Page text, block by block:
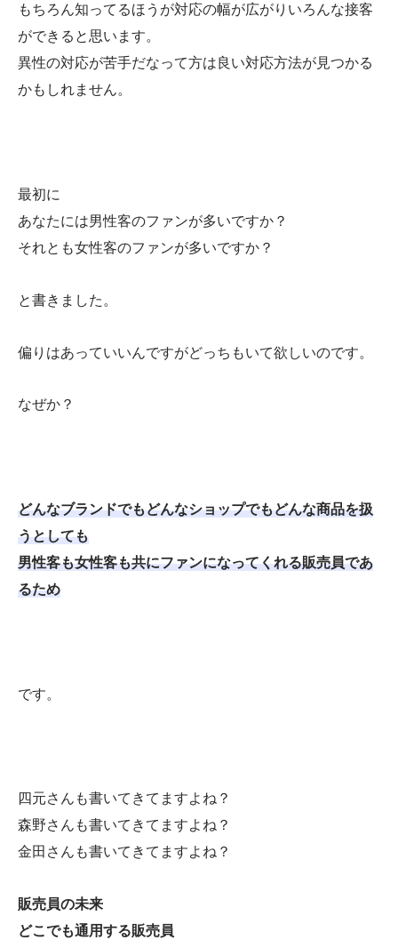
もちろん知ってるほうが対応の幅が広がりいろんな接客
ができると思います。
異性の対応が苦手だなって方は良い対応方法が見つかる
かもしれません。
最初に
あなたには男性客のファンが多いですか？
それとも女性客のファンが多いですか？
と書きました。
偏りはあっていいんですがどっちもいて欲しいのです。
なぜか？
どんなブランドでもどんなショップでもどんな商品を扱
うとしても
男性客も女性客も共にファンになってくれる販売員であ
るため
です。
四元さんも書いてきてますよね？
森野さんも書いてきてますよね？
金田さんも書いてきてますよね？
販売員の未来
どこでも通用する販売員